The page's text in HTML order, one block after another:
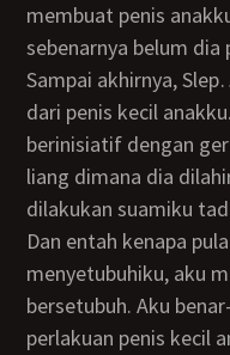
membuat penis
sebenarnya belum dia
Sampai akhirnya, Slep… Slep… Tanganku terlepas
dari penis kecil
berinisiatif dengan
liang dimana dia
dilakukan suamiku
Dan entah kenapa pula saat anakku mulai lancar
menyetubuhiku, aku
bersetubuh. Aku
perlakuan penis kecil